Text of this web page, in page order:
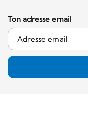
Ton adresse email